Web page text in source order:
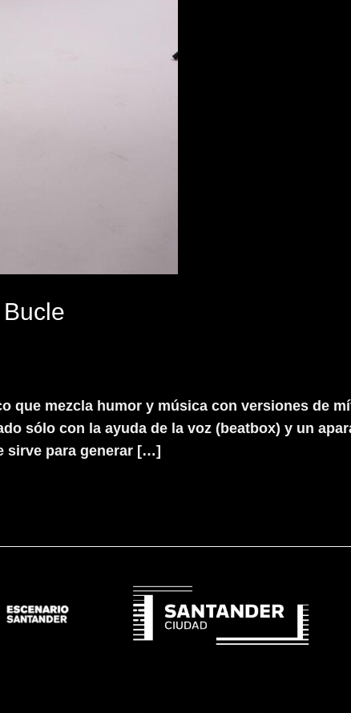
que mezcla humor y música con versiones de
sólo con la ayuda de la voz (beatbox) y un
sirve para generar […]